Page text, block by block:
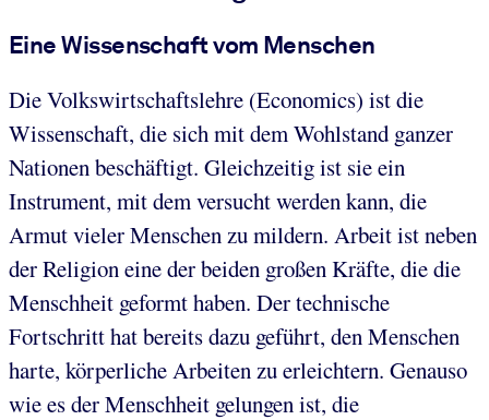
Eine Wissenschaft vom Menschen
Die Volkswirtschaftslehre (Economics) ist die
Wissenschaft, die sich mit dem Wohlstand ganzer
Nationen beschäftigt. Gleichzeitig ist sie ein
Instrument, mit dem versucht werden kann, die
Armut vieler Menschen zu mildern. Arbeit ist neben
der Religion eine der beiden großen Kräfte, die die
Menschheit geformt haben. Der technische
Fortschritt hat bereits dazu geführt, den Menschen
harte, körperliche Arbeiten zu erleichtern. Genauso
wie es der Menschheit gelungen ist, die